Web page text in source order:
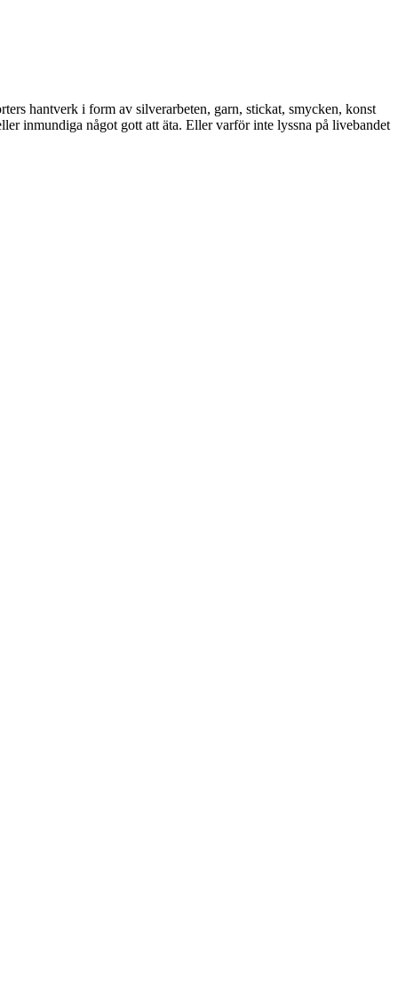
hantverk i form av silverarbeten, garn, stickat, smycken, konst
inmundiga något gott att äta. Eller varför inte lyssna på livebandet